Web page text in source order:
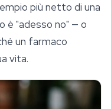
più netto di una
è "adesso no" — o
un farmaco
vita.